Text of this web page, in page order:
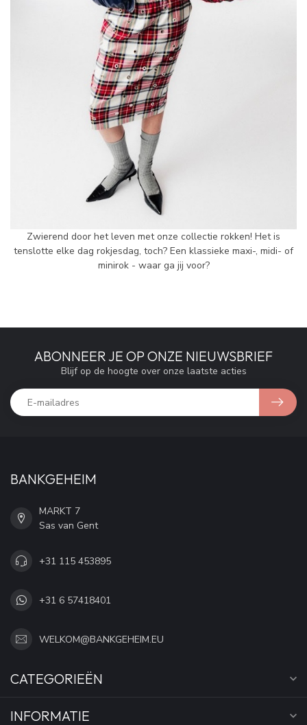
Zwierend door het leven met onze collectie rokken! Het is
tenslotte elke dag rokjesdag, toch? Een klassieke maxi-, midi- of
minirok - waar ga jij voor?
ABONNEER JE OP ONZE NIEUWSBRIEF
Blijf op de hoogte over onze laatste acties
BANKGEHEIM
MARKT 7
Sas van Gent
+31 115 453895
+31 6 57418401
WELKOM@BANKGEHEIM.EU
CATEGORIEËN
INFORMATIE